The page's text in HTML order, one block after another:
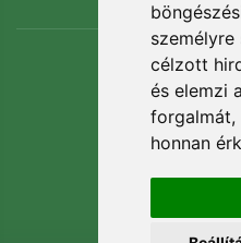
célzott
és elemzi
forgalmát,
honnan